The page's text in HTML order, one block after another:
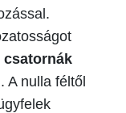
csatornák
A nulla féltől